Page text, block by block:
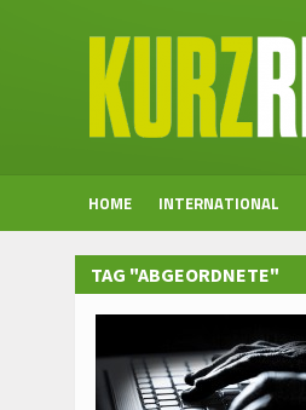
HOME INTERNATIONAL
TAG "ABGEORDNETE"